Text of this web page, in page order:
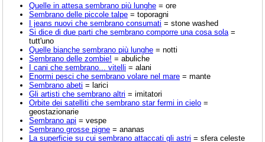
Quelle in attesa sembrano più lunghe = ore
Sembrano delle piccole talpe = toporagni
I jeans nuovi che sembrano consumati = stone washed
Si dice di due parti che sembrano comporre una cosa sola =
tutt'uno
Quelle bianche sembrano più lunghe = notti
Sembrano delle zombie! = abuliche
I cani che sembrano... vitelli = alani
Enormi pesci che sembrano volare nel mare = mante
Sembrano abeti = larici
Gli artisti che sembrano altri = imitatori
Orbite dei satelliti che sembrano star fermi in cielo =
geostazionarie
Sembrano api = vespe
Sembrano grosse pigne = ananas
La superficie su cui sembrano attaccati gli astri = sfera celeste